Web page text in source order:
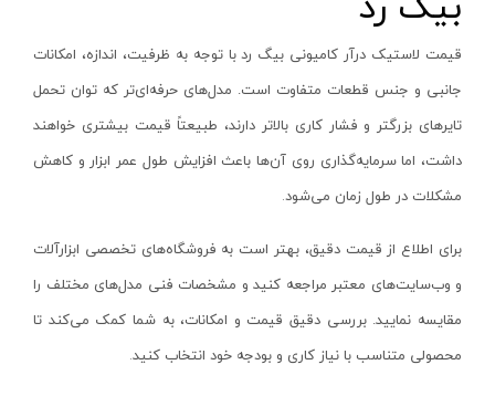
میخکوب شارژی
فرز شارژی
اره شارژی
کمپرسور شارژی
کاپشن شارژی
دوربین شارژی
لوله بر شارژی
گریس زن شارژی
پرچ کن شارژی
منگنه کوب شارژی
توسن پلاس - Tosan Plus
جیت - Jit
دی سی ای - DCA
صبا ‌الکتریک - Saba Electric
محک - Mahak
مک تک - Maktec
نووا - Nova
هوم لایت - Homelite
هیلتی - Hilti
کامرکس - Comrex
74
یشمی
سرمه ای -نقره ای
سبز- مشکی
زرد - مشکی
مشکی-طوسی
زرد-طوسی
نقره ای - سبز
قرمز - مشکی
سفید - قرمز
قیمت لاستیک درآر کامیونی بیگ رد با توجه به ظرفیت، اندازه، امکانات
جانبی و جنس قطعات متفاوت است. مدل‌های حرفه‌ای‌تر که توان تحمل
تایرهای بزرگتر و فشار کاری بالاتر دارند، طبیعتاً قیمت بیشتری خواهند
داشت، اما سرمایه‌گذاری روی آن‌ها باعث افزایش طول عمر ابزار و کاهش
مشکلات در طول زمان می‌شود.
برای اطلاع از قیمت دقیق، بهتر است به فروشگاه‌های تخصصی ابزارآلات
و وب‌سایت‌های معتبر مراجعه کنید و مشخصات فنی مدل‌های مختلف را
مقایسه نمایید. بررسی دقیق قیمت و امکانات، به شما کمک می‌کند تا
محصولی متناسب با نیاز کاری و بودجه خود انتخاب کنید.